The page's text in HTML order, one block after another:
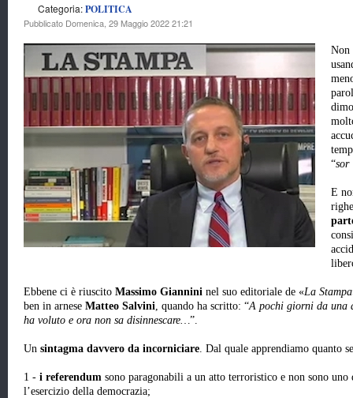
Categoria:POLITICA
Pubblicato Domenica, 29 Maggio 2022 21:21
Non
“sor
E
Ebbene ci è riuscito Massimo Giannini nel suo editoriale de «La Stampa
ben in arnese Matteo Salvini, quando ha scritto: “A pochi giorni da una
ha voluto e ora non sa disinnescare…”.
Un sintagma davvero da incorniciare. Dal quale apprendiamo quanto
1 - i referendum sono paragonabili a un atto terroristico e non sono
l’esercizio della democrazia;